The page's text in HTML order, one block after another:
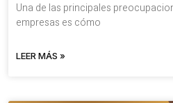
Una de las principales
empresas es cómo
LEER MÁS »